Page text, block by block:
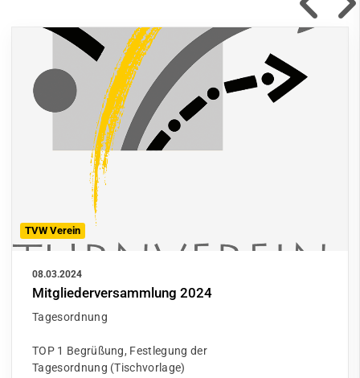
TVW Verein
08.03.2024
Mitgliederversammlung 2024
Tagesordnung
TOP 1 Begrüßung, Festlegung der
Tagesordnung (Tischvorlage)